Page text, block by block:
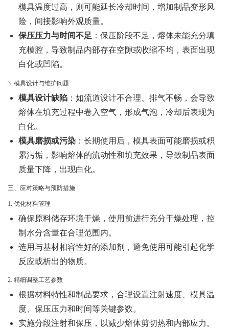
模具温度过高，则可能延长冷却时间，增加制品变形风
险，间接影响外观质量。
保压压力与时间不足 ：保压阶段不足，熔体未能充分填
充模腔，导致制品内部存在空隙或收缩不均，表面出现
白化或凹陷。
3. 模具设计与维护问题
模具设计缺陷：如流道设计不合理、排气不畅，会导致
熔体在填充过程中卷入空气，形成气泡，冷却后表现为
白化。
模具磨损或污染：长期使用后，模具表面可能磨损或积
累污垢，影响熔体的流动性和填充效果，导致制品表面
质量下降，出现白化。
三、应对策略与预防措施
1. 优化材料管理
确保原料储存环境干燥，使用前进行充分干燥处理，控
制水分含量在合理范围内。
选用与基材相容性好的添加剂，避免使用可能引起化学
反应或析出的物质。
2. 精细调整工艺参数
根据材料特性和制品要求，合理设置注射速度、模具温
度、保压压力和时间等关键参数。
实施分段注射和保压，以减少熔体剪切热和内部应力。